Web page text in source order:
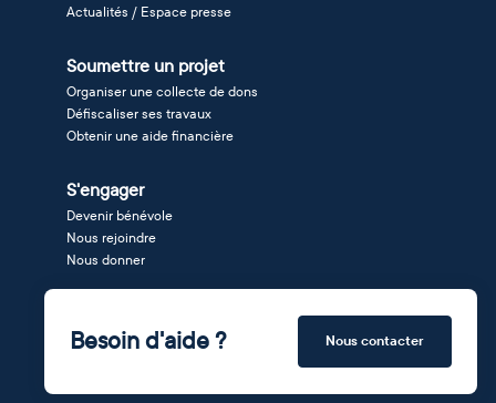
Actualités / Espace presse
Soumettre un projet
Organiser une collecte de dons
Défiscaliser ses travaux
Obtenir une aide financière
S'engager
Devenir bénévole
Nous rejoindre
Nous donner
Besoin d'aide ? Nous contacter